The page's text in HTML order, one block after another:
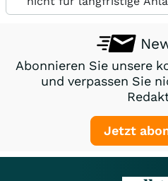
Abonnieren Sie unsere
und verpassen Sie
Jetzt